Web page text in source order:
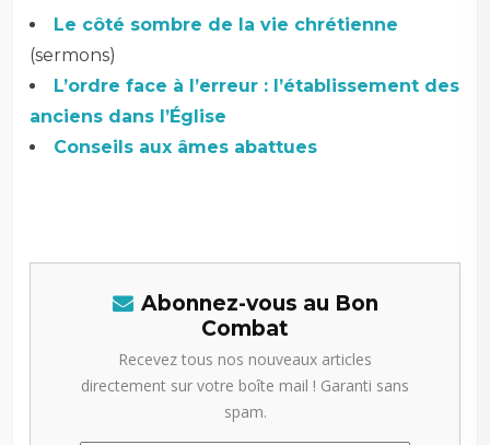
Le côté sombre de la vie chrétienne
(sermons)
L’ordre face à l’erreur : l’établissement des
anciens dans l’Église
Conseils aux âmes abattues
Abonnez-vous au Bon
Combat
Recevez tous nos nouveaux articles
directement sur votre boîte mail ! Garanti sans
spam.